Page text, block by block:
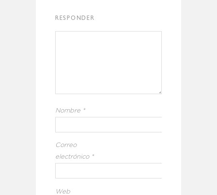
RESPONDER
Nombre *
Correo
electrónico *
Web